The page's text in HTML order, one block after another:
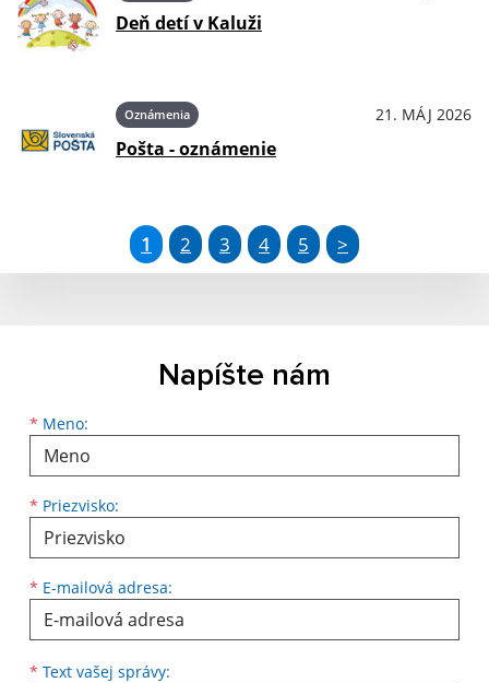
Deň detí v Kaluži
Oznámenia 21. MÁJ 2026
Pošta - oznámenie
1 2 3 4 5 >
Napíšte nám
* Meno:
Meno
* Priezvisko:
Priezvisko
* E-mailová adresa:
E-mailová adresa
* Text vašej správy: